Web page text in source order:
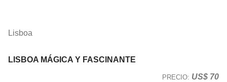
“la Giralda“ con sus 104 metros donde podrá disfrutar de una vista
Lisboa
LISBOA MÁGICA Y FASCINANTE
PRECIO: US$ 70